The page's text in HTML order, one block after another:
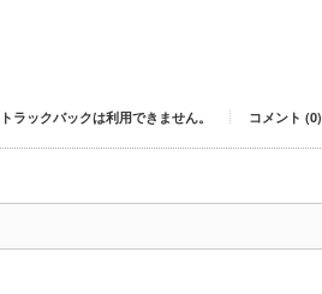
トラックバックは利用できません。 コメント (0)